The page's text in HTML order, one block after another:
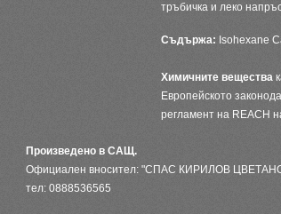
тръбичка и леко
Съдържа: Isohexane
Химичните вещества
Европейското
регламент на REACH
Произведено в САЩ.
Официален вносител: "СПАС КИРИЛОВ
тел: 0888536565